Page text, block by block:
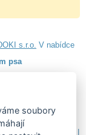
s.r.o. V nabídce
psa
|Reklamační řád
|samolepky na zeď
soubory